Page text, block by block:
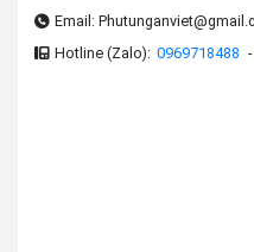
Email:
Hotline (Zalo): 0969718488 -